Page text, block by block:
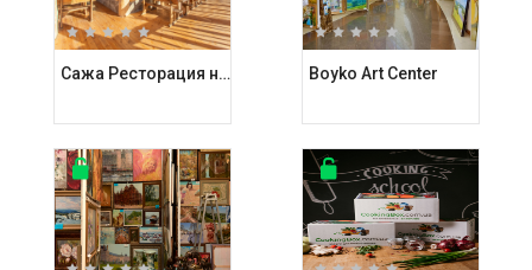
Сажа Ресторация на углях Boyko Art Center